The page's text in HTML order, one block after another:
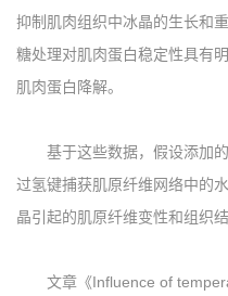
抑制肌肉组织中冰晶的生长和
糖处理对肌肉蛋白稳定性具有
肌肉蛋白降解。
基于这些数据，假设添加
过氢键捕获肌原纤维网络中的
晶引起的肌原纤维变性和组织结
文章《Influence of